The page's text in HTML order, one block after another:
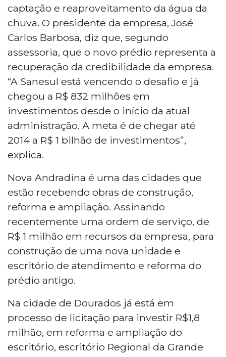
captação e reaproveitamento da água da
chuva. O presidente da empresa, José
Carlos Barbosa, diz que, segundo
assessoria, que o novo prédio representa a
recuperação da credibilidade da empresa.
“A Sanesul está vencendo o desafio e já
chegou a R$ 832 milhões em
investimentos desde o início da atual
administração. A meta é de chegar até
2014 a R$ 1 bilhão de investimentos”,
explica.
Nova Andradina é uma das cidades que
estão recebendo obras de construção,
reforma e ampliação. Assinando
recentemente uma ordem de serviço, de
R$ 1 milhão em recursos da empresa, para
construção de uma nova unidade e
escritório de atendimento e reforma do
prédio antigo.
Na cidade de Dourados já está em
processo de licitação para investir R$1,8
milhão, em reforma e ampliação do
escritório, escritório Regional da Grande